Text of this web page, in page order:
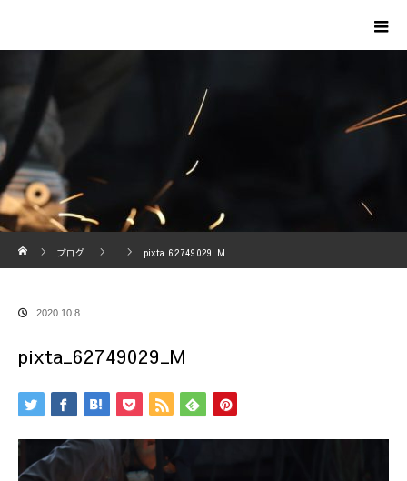
ブログ
pixta_62749029_M
2020.10.8
pixta_62749029_M